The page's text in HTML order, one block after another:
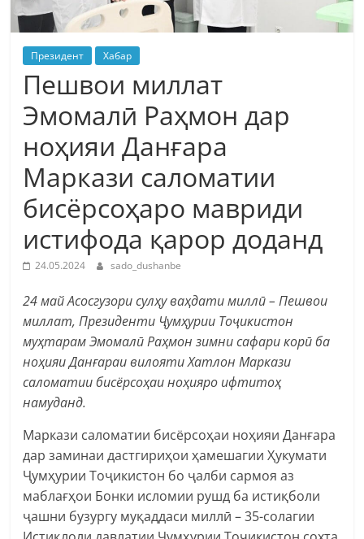
Президент Хабар
Пешвои миллат
Эмомалӣ Раҳмон дар
ноҳияи Данғара
Маркази саломатии
бисёрсоҳаро мавриди
истифода қарор доданд
24.05.2024 sado_dushanbe
24 май Асосгузори сулҳу ваҳдати миллӣ – Пешвои
миллат, Президенти Ҷумҳурии Тоҷикистон
муҳтарам Эмомалӣ Раҳмон зимни сафари корӣ ба
ноҳияи Данғараи вилояти Хатлон Маркази
саломатии бисёрсоҳаи ноҳияро ифтитоҳ
намуданд.
Маркази саломатии бисёрсоҳаи ноҳияи Данғара
дар заминаи дастгириҳои ҳамешагии Ҳукумати
Ҷумҳурии Тоҷикистон бо ҷалби сармоя аз
маблағҳои Бонки исломии рушд ба истиқболи
ҷашни бузургу муқаддаси миллӣ – 35-солагии